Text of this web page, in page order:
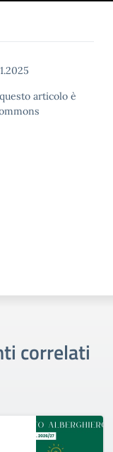
articolo è
correlati